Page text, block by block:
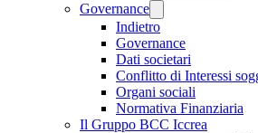
Governance
Indietro
Governance
Dati societari
Conflitto di Interessi
Organi sociali
Normativa Finanziaria
Il Gruppo BCC Iccrea